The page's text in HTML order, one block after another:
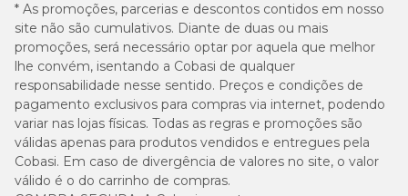
modo a manter suas características nutricionais. Guarde o
alimento em um local fresco e arejado, longe da luz solar e
da umidade.
Comprar feno para roedores na Cobasi
Viu só como o feno é essencial na dieta do seu roedor de
estimação? Aqui na Cobasi você encontra os melhores
tipos de feno desenvolvidos por marcas de qualidade,
* As promoções, parcerias e descontos contidos em nosso
site não são cumulativos. Diante de duas ou mais
promoções, será necessário optar por aquela que melhor
lhe convém, isentando a Cobasi de qualquer
responsabilidade nesse sentido. Preços e condições de
pagamento exclusivos para compras via internet, podendo
variar nas lojas físicas. Todas as regras e promoções são
válidas apenas para produtos vendidos e entregues pela
Cobasi. Em caso de divergência de valores no site, o valor
válido é o do carrinho de compras.